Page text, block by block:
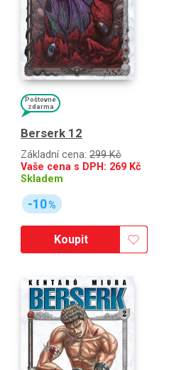
Poštovné
zdarma
Berserk 12
Základní cena: 299 Kč
Vaše cena s DPH: 269 Kč
Skladem
-10%
Koupit